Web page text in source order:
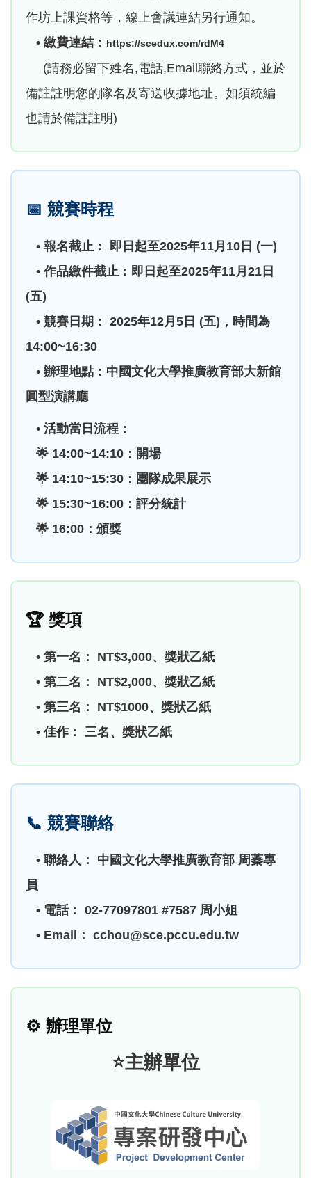
作坊上課資格等，線上會議連結另行通知。
• 繳費連結： https://scedux.com/rdM4
(請務必留下姓名,電話,Email聯絡方式，並於
備註註明您的隊名及寄送收據地址。如須統編
也請於備註註明)
📅 競賽時程
• 報名截止： 即日起至2025年11月10日 (一)
• 作品繳件截止：即日起至2025年11月21日
(五)
• 競賽日期： 2025年12月5日 (五)，時間為
14:00~16:30
• 辦理地點：中國文化大學推廣教育部大新館
圓型演講廳
• 活動當日流程：
🌟 14:00~14:10：開場
🌟 14:10~15:30：團隊成果展示
🌟 15:30~16:00：評分統計
🌟 16:00：頒獎
🏆 獎項
• 第一名： NT$3,000、獎狀乙紙
• 第二名： NT$2,000、獎狀乙紙
• 第三名： NT$1000、獎狀乙紙
• 佳作： 三名、獎狀乙紙
📞 競賽聯絡
• 聯絡人： 中國文化大學推廣教育部 周蓁專
員
• 電話： 02-77097801 #7587 周小姐
• Email： cchou@sce.pccu.edu.tw
⚙️ 辦理單位
⭐主辦單位